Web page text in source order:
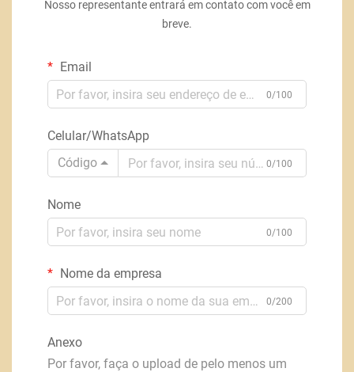
Nosso representante entrará em contato com você em
breve.
Email
0/100
Celular/WhatsApp
Código
0/100
Nome
0/100
Nome da empresa
0/200
Anexo
Por favor, faça o upload de pelo menos um